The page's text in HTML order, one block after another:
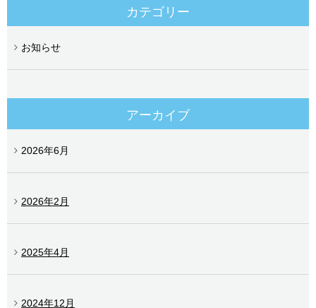
カテゴリー
お知らせ
アーカイブ
2026年6月
2026年2月
2025年4月
2024年12月